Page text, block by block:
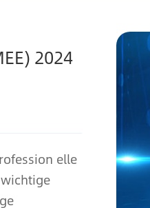
2024
elle